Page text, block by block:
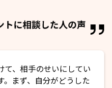
て、相手のせいにしてい
。まず、自分がどうした